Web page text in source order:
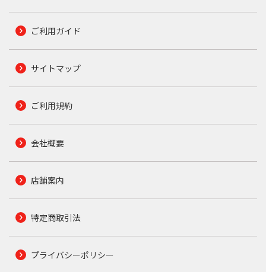
ご利用ガイド
サイトマップ
ご利用規約
会社概要
店舗案内
特定商取引法
プライバシーポリシー